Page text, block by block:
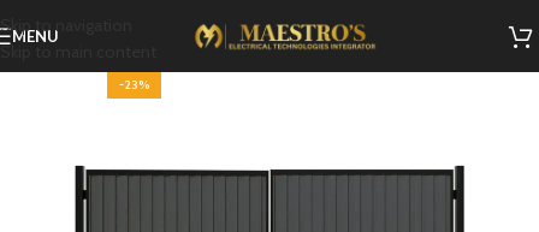
Skip to navigation
Skip to main content
MENU
-23%